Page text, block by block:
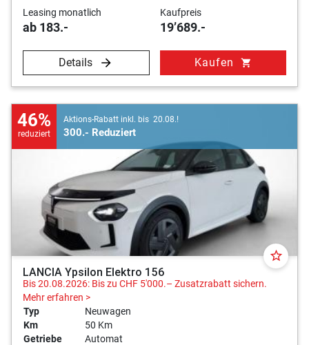
Leasing monatlich
ab 183.-
Kaufpreis
19’689.-
Details Kaufen shopping_cart
46%
reduziert
Aktions-Rabatt inkl. bis 20.08.!
300.- Reduziert
star_border
LANCIA Ypsilon Elektro 156
Bis 20.08.2026: Bis zu CHF 5'000.– Zusatzrabatt sichern.
Mehr erfahren >
Typ
Neuwagen
Km
50 Km
Getriebe
Automat